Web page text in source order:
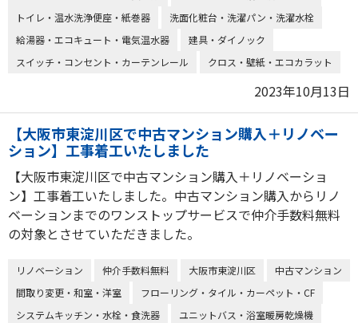
トイレ・温水洗浄便座・紙巻器
洗面化粧台・洗濯パン・洗濯水栓
給湯器・エコキュート・電気温水器
建具・ダイノック
スイッチ・コンセント・カーテンレール
クロス・壁紙・エコカラット
2023年10月13日
【大阪市東淀川区で中古マンション購入＋リノベー
ション】工事着工いたしました
【大阪市東淀川区で中古マンション購入＋リノベーショ
ン】工事着工いたしました。中古マンション購入からリノ
ベーションまでのワンストップサービスで仲介手数料無料
の対象とさせていただきました。
リノベーション 仲介手数料無料 大阪市東淀川区
中古マンション
間取り変更・和室・洋室
フローリング・タイル・カーペット・CF
システムキッチン・水栓・食洗器
ユニットバス・浴室暖房乾燥機